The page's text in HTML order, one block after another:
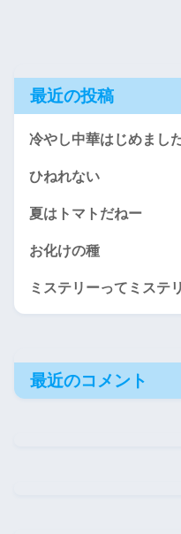
最近の投稿
冷やし中華はじめまし
ひねれない
夏はトマトだねー
お化けの種
ミステリーってミステ
最近のコメント